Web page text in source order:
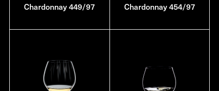
Chardonnay 449/97 Chardonnay 454/97